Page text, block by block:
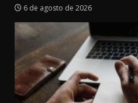
6 de agosto de 2026